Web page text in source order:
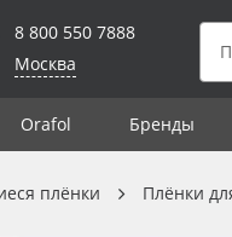
8 800 550 7888
Москва
Orafol Бренды
плёнки Плёнки